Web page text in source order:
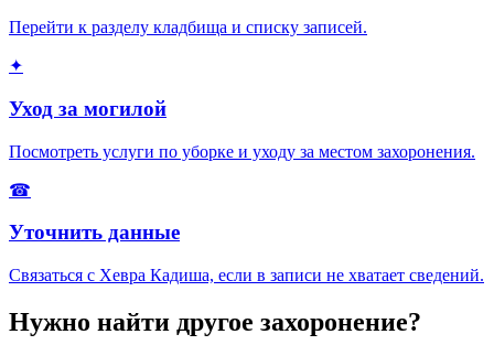
Перейти к разделу кладбища и списку записей.
✦
Уход за могилой
Посмотреть услуги по уборке и уходу за местом захоронения.
☎
Уточнить данные
Связаться с Хевра Кадиша, если в записи не хватает сведений.
Нужно найти другое захоронение?